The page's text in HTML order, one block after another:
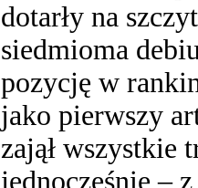
dotarły na
siedmioma
pozycję w
jako pierwszy
zajął wszystkie
jednocześnie –